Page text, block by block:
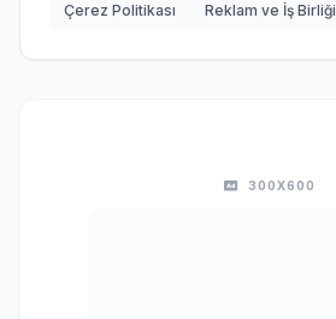
Çerez Politikası Reklam ve İş Birliği
300X600